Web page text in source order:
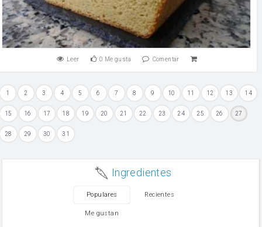
Leer 0 Me gusta Comentar
1 2 3 4 5 6 7 8 9 10 11 12 13 14
15 16 17 18 19 20 21 22 23 24 25 26 27
28 29 30 31
Ingredientes
Populares Recientes
Me gustan